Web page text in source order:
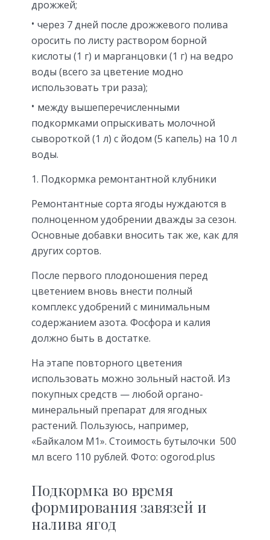
дрожжей;
через 7 дней после дрожжевого полива
оросить по листу раствором борной
кислоты (1 г) и марганцовки (1 г) на ведро
воды (всего за цветение модно
использовать три раза);
между вышеперечисленными
подкормками опрыскивать молочной
сывороткой (1 л) с йодом (5 капель) на 10 л
воды.
Подкормка ремонтантной клубники
Ремонтантные сорта ягоды нуждаются в
полноценном удобрении дважды за сезон.
Основные добавки вносить так же, как для
других сортов.
После первого плодоношения перед
цветением вновь внести полный
комплекс удобрений с минимальным
содержанием азота. Фосфора и калия
должно быть в достатке.
На этапе повторного цветения
использовать можно зольный настой. Из
покупных средств — любой органо-
минеральный препарат для ягодных
растений. Пользуюсь, например,
«Байкалом М1». Стоимость бутылочки 500
мл всего 110 рублей. Фото: ogorod.plus
Подкормка во время
формирования завязей и
налива ягод